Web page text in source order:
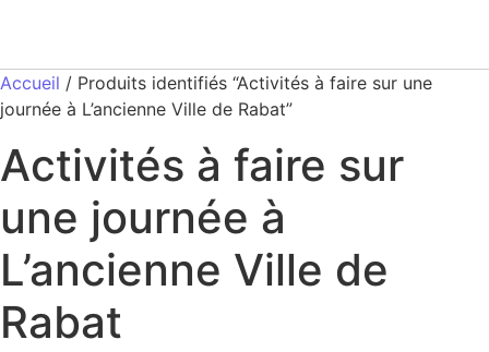
Accueil / Produits identifiés “Activités à faire sur une
journée à L’ancienne Ville de Rabat”
Activités à faire sur
une journée à
L’ancienne Ville de
Rabat